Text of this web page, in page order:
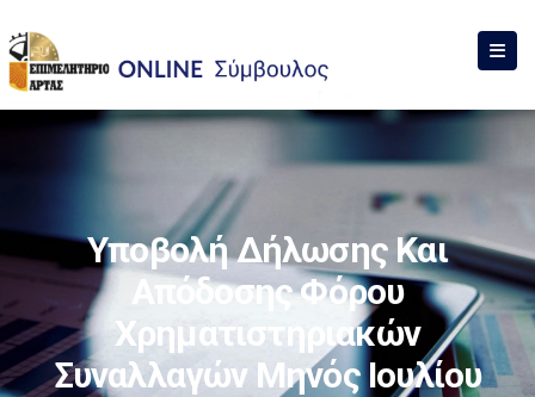
Υποβολή Δήλωσης Και
Απόδοσης Φόρου
Χρηματιστηριακών
Συναλλαγών Μηνός Ιουλίου